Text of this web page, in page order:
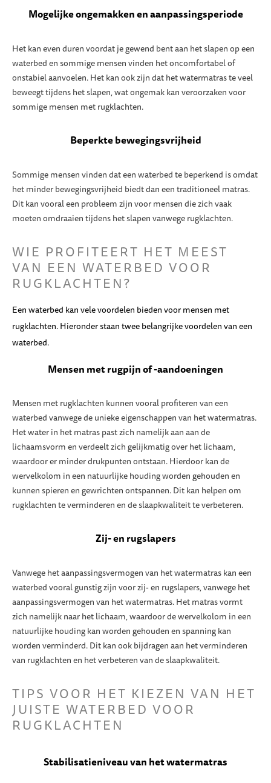
Mogelijke ongemakken en aanpassingsperiode
Het kan even duren voordat je gewend bent aan het slapen op een
waterbed en sommige mensen vinden het oncomfortabel of
onstabiel aanvoelen. Het kan ook zijn dat het watermatras te veel
beweegt tijdens het slapen, wat ongemak kan veroorzaken voor
sommige mensen met rugklachten.
Beperkte bewegingsvrijheid
Sommige mensen vinden dat een waterbed te beperkend is omdat
het minder bewegingsvrijheid biedt dan een traditioneel matras.
Dit kan vooral een probleem zijn voor mensen die zich vaak
moeten omdraaien tijdens het slapen vanwege rugklachten.
WIE PROFITEERT HET MEEST
VAN EEN WATERBED VOOR
RUGKLACHTEN?
Een waterbed kan vele voordelen bieden voor mensen met
rugklachten. Hieronder staan twee belangrijke voordelen van een
waterbed.
Mensen met rugpijn of -aandoeningen
Mensen met rugklachten kunnen vooral profiteren van een
waterbed vanwege de unieke eigenschappen van het watermatras.
Het water in het matras past zich namelijk aan aan de
lichaamsvorm en verdeelt zich gelijkmatig over het lichaam,
waardoor er minder drukpunten ontstaan. Hierdoor kan de
wervelkolom in een natuurlijke houding worden gehouden en
kunnen spieren en gewrichten ontspannen. Dit kan helpen om
rugklachten te verminderen en de slaapkwaliteit te verbeteren.
Zij- en rugslapers
Vanwege het aanpassingsvermogen van het watermatras kan een
waterbed vooral gunstig zijn voor zij- en rugslapers, vanwege het
aanpassingsvermogen van het watermatras. Het matras vormt
zich namelijk naar het lichaam, waardoor de wervelkolom in een
natuurlijke houding kan worden gehouden en spanning kan
worden verminderd. Dit kan ook bijdragen aan het verminderen
van rugklachten en het verbeteren van de slaapkwaliteit.
TIPS VOOR HET KIEZEN VAN HET
JUISTE WATERBED VOOR
RUGKLACHTEN
Stabilisatieniveau van het watermatras